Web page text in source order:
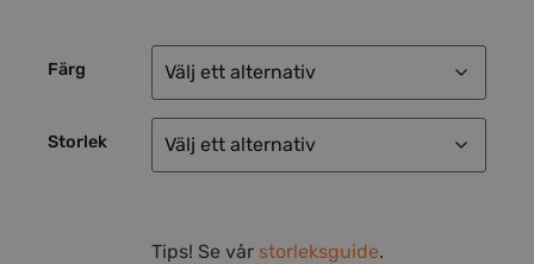
Färg
Storlek
Tips! Se vår storleksguide.